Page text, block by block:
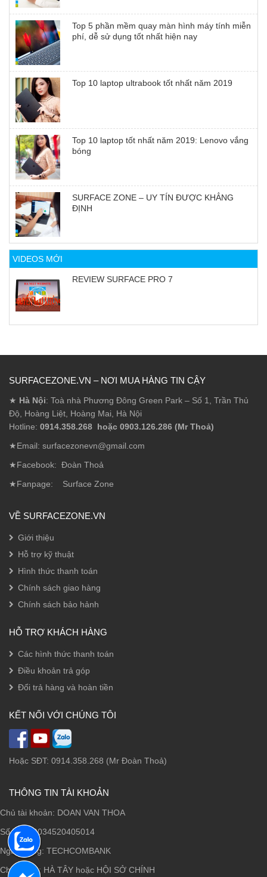
Top 5 phần mềm quay màn hình máy tính miễn
phí, dễ sử dụng tốt nhất hiện nay
Top 10 laptop ultrabook tốt nhất năm 2019
Top 10 laptop tốt nhất năm 2019: Lenovo vắng
bóng
SURFACE ZONE – UY TÍN ĐƯỢC KHẲNG
ĐỊNH
VIDEOS MỚI
REVIEW SURFACE PRO 7
SURFACEZONE.VN – NƠI MUA HÀNG TIN CẬY
★ Hà Nội: Toà nhà Phương Đông Green Park – Số 1, Trần Thủ
Độ, Hoàng Liệt, Hoàng Mai, Hà Nội
Hotline: 0914.358.268 hoặc 0903.126.286 (Mr Thoả)
★Email: surfacezonevn@gmail.com
★Facebook: Đoàn Thoả
★Fanpage: Surface Zone
VỀ SURFACEZONE.VN
Giới thiệu
Hỗ trợ kỹ thuật
Hình thức thanh toán
Chính sách giao hàng
Chính sách bảo hảnh
HỖ TRỢ KHÁCH HÀNG
Các hình thức thanh toán
Điều khoản trả góp
Đổi trả hàng và hoàn tiền
KẾT NỐI VỚI CHÚNG TÔI
Hoặc SĐT: 0914.358.268 (Mr Đoàn Thoả)
THÔNG TIN TÀI KHOẢN
Chủ tài khoản: DOAN VAN THOA
Số TK: 19034520405014
Ngân hàng: TECHCOMBANK
Chi nhánh: HÀ TÂY hoặc HỘI SỞ CHÍNH